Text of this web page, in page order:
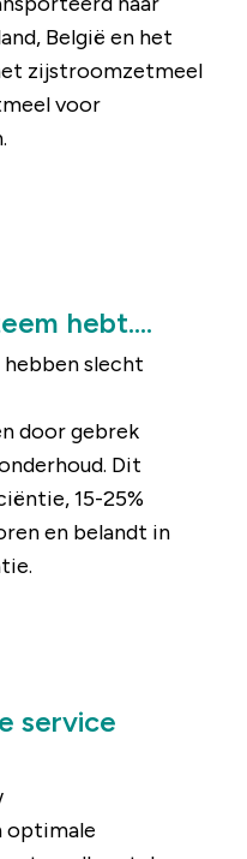
België en het
zijstroomzetmeel
voor
hebt....
slecht
door gebrek
Dit
15-25%
en belandt in
service
optimale